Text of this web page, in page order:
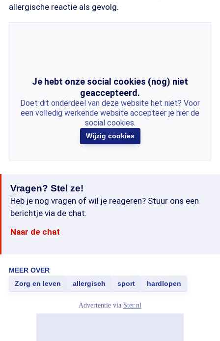
allergische reactie als gevolg.
Je hebt onze social cookies (nog) niet
geaccepteerd.
Doet dit onderdeel van deze website het niet? Voor
een volledig werkende website accepteer je hier de
social cookies.
Wijzig cookies
Vragen? Stel ze!
Heb je nog vragen of wil je reageren? Stuur ons een
berichtje via de chat.
Naar de chat
MEER OVER
Zorg en leven
allergisch sport hardlopen
Advertentie via Ster.nl